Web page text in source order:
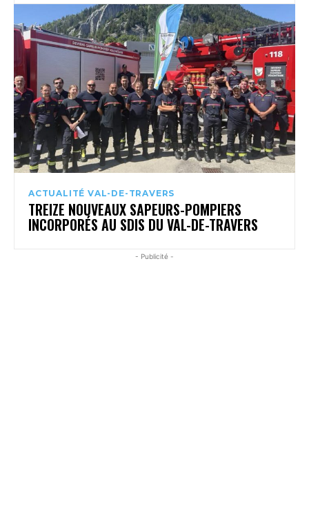
ACTUALITÉ VAL-DE-TRAVERS
TREIZE NOUVEAUX SAPEURS-POMPIERS
INCORPORÉS AU SDIS DU VAL-DE-TRAVERS
- Publicité -